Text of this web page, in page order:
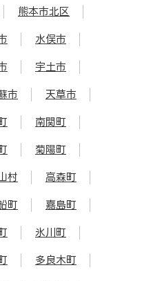
熊本市北区
水俣市
宇土市
市 天草市
南関町
菊陽町
村 高森町
町 嘉島町
氷川町
多良木町